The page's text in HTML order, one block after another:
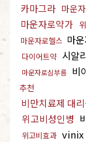
카마그라 마운
마운자로약가
마운자로헬스 마
다이어트약 시알
마운자로심부름 비
추천
비만치료제 대
위고비성인병
위고비효과 vinix